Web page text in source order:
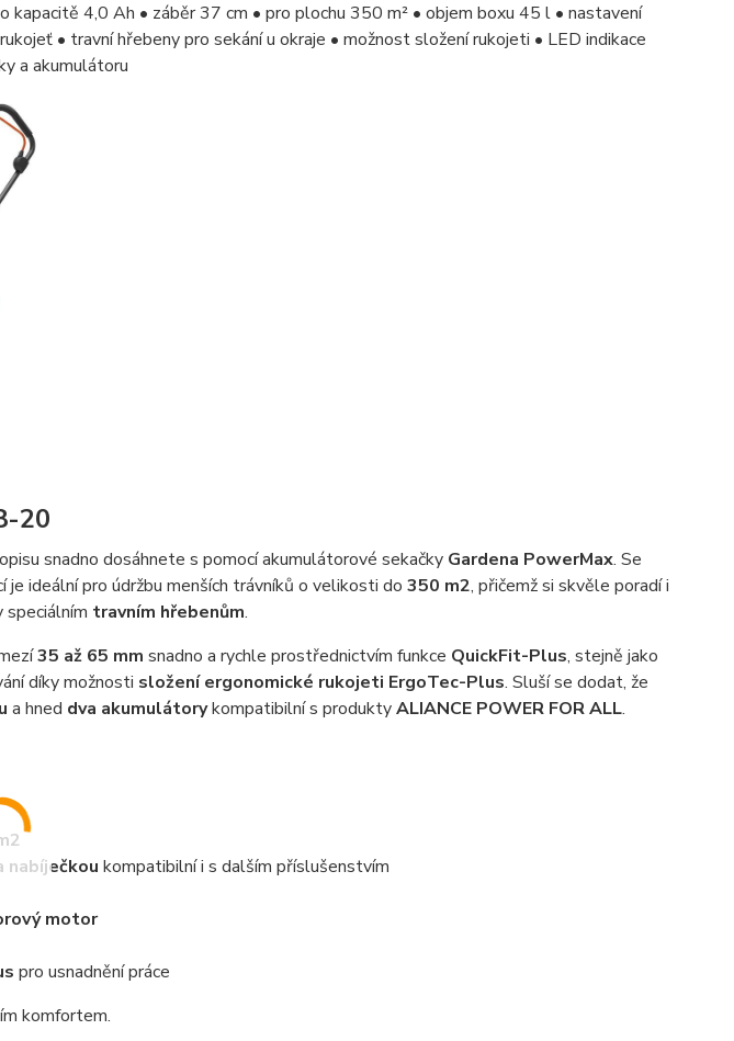
4,0 Ah • záběr 37 cm • pro plochu 350 m² • objem boxu 45 l • nastavení
• travní hřebeny pro sekání u okraje • možnost složení rukojeti • LED indikace
a akumulátoru
20
snadno dosáhnete s pomocí akumulátorové sekačky Gardena PowerMax. Se
je ideální pro údržbu menších trávníků o velikosti do 350 m2, přičemž si skvěle poradí i
speciálním travním hřebenům.
35 až 65 mm snadno a rychle prostřednictvím funkce QuickFit-Plus, stejně jako
díky možnosti složení ergonomické rukojeti ErgoTec-Plus. Sluší se dodat, že
a hned dva akumulátorykompatibilní s produktyALIANCE POWER FOR ALL.
nabíječkou kompatibilní i s dalším příslušenstvím
motor
pro usnadnění práce
komfortem.